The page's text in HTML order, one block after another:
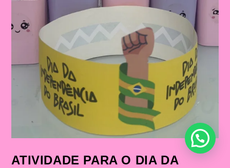
ATIVIDADE PARA O DIA DA